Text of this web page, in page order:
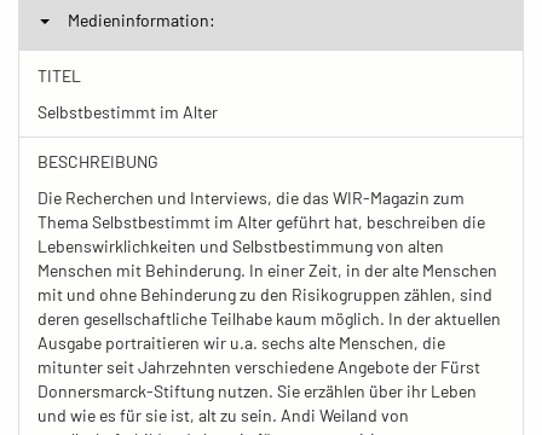
Medieninformation:
TITEL
Selbstbestimmt im Alter
BESCHREIBUNG
Die Recherchen und Interviews, die das WIR-Magazin zum
Thema Selbstbestimmt im Alter geführt hat, beschreiben die
Lebenswirklichkeiten und Selbstbestimmung von alten
Menschen mit Behinderung. In einer Zeit, in der alte Menschen
mit und ohne Behinderung zu den Risikogruppen zählen, sind
deren gesellschaftliche Teilhabe kaum möglich. In der aktuellen
Ausgabe portraitieren wir u.a. sechs alte Menschen, die
mitunter seit Jahrzehnten verschiedene Angebote der Fürst
Donnersmarck-Stiftung nutzen. Sie erzählen über ihr Leben
und wie es für sie ist, alt zu sein. Andi Weiland von